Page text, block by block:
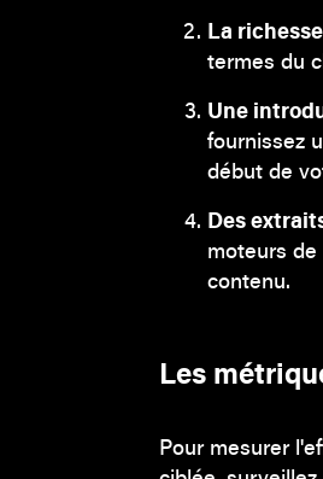
La
termes du
Une
fournissez
début de
Des
moteurs
contenu.
Les
Pour mesurer